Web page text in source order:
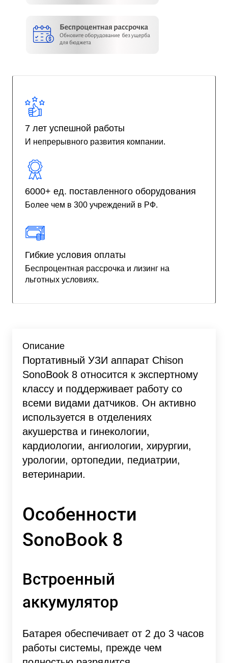
7 лет успешной работы
И непрерывного развития компании.
6000+ ед. поставленного оборудования
Более чем в 300 учреждений в РФ.
Гибкие условия оплаты
Беспроцентная рассрочка и лизинг на
льготных условиях.
Описание
Портативный УЗИ аппарат Chison
SonoBook 8 относится к экспертному
классу и поддерживает работу со
всеми видами датчиков. Он активно
используется в отделениях
акушерства и гинекологии,
кардиологии, ангиологии, хирургии,
урологии, ортопедии, педиатрии,
ветеринарии.
Особенности
SonoBook 8
Встроенный
аккумулятор
Батарея обеспечивает от 2 до 3 часов
работы системы, прежде чем